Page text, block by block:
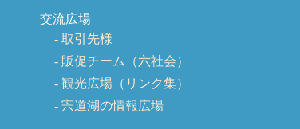
交流広場
取引先様
販促チーム（六社会）
観光広場（リンク集）
宍道湖の情報広場